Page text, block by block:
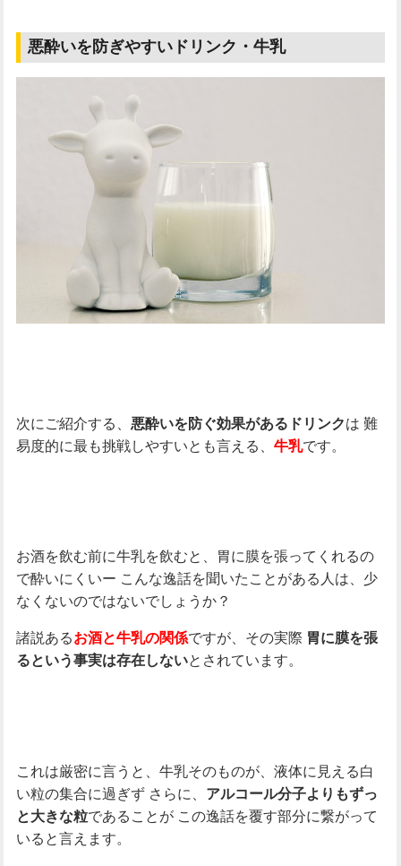
悪酔いを防ぎやすいドリンク・牛乳
次にご紹介する、 悪酔いを防ぐ効果があるドリンクは 難
易度的に最も挑戦しやすいとも言える、 牛乳です。
お酒を飲む前に牛乳を飲むと、胃に膜を張ってくれるの
で酔いにくいー こんな逸話を聞いたことがある人は、少
なくないのではないでしょうか？
諸説あるお酒と牛乳の関係ですが、その実際 胃に膜を張
るという事実は存在しないとされています。
これは厳密に言うと、牛乳そのものが、液体に見える白
い粒の集合に過ぎずさらに、
アルコール分子よりもずっ
と大きな粒であることがこの逸話を覆す部分に繋がって
いると言えます。